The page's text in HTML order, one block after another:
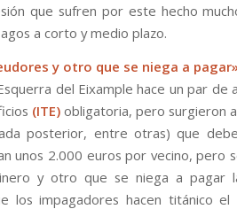
que sufren por este hecho
a corto y medio plazo.
y otro que se niega a
del Eixample hace un par de
(ITE) obligatoria, pero surgieron
posterior, entre otras) que
unos 2.000 euros por vecino, pero
y otro que se niega a pagar
los impagadores hacen titánico